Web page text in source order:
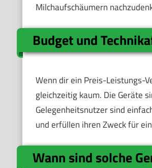
Milchaufschäumern
Budget und
Wenn dir ein Preis-Leistungs-
gleichzeitig kaum. Die Geräte
Gelegenheitsnutzer sind
und erfüllen ihren Zweck für
Wann sind solche